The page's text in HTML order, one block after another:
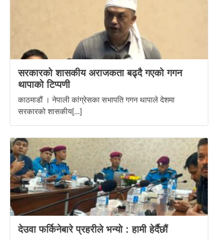
सरकारको शासकीय अराजकता बढ्दै गएको गगन
थापाको टिप्पणी
काठमाडौं । नेपाली कांग्रेसका सभापति गगन थापाले देशमा
सरकारको शासकीय[...]
देउवा फर्किनेबारे प्रहरीले भन्यो : हामी हेर्दैछौं